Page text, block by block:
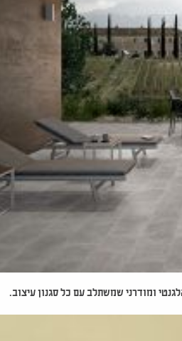
ומודרני שמשתלב עם כל סגנון עיצוב.